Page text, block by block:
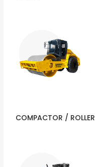
COMPACTOR / ROLLER